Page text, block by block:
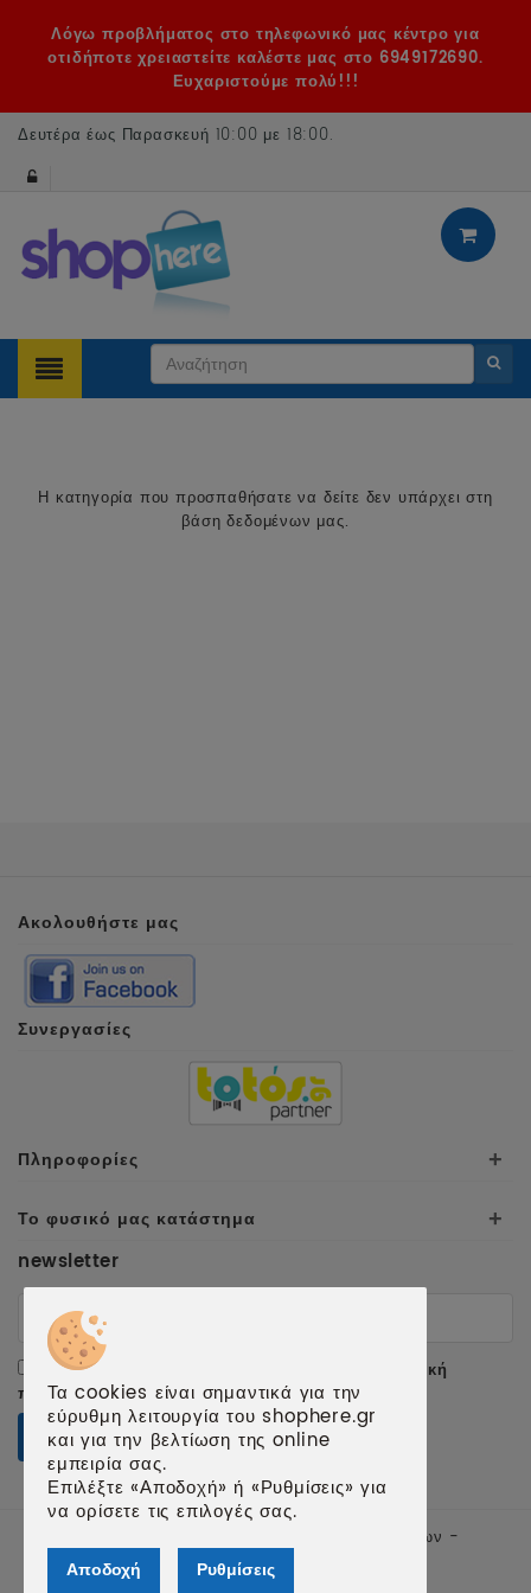
Λόγω προβλήματος στο τηλεφωνικό μας κέντρο για
οτιδήποτε χρειαστείτε καλέστε μας στο 6949172690.
Ευχαριστούμε πολύ!!!
Δευτέρα έως Παρασκευή 10:00 με 18:00.
Η κατηγορία που προσπαθήσατε να δείτε δεν υπάρχει στη
βάση δεδομένων μας.
Ακολουθήστε μας
Συνεργασίες
Πληροφορίες +
Το φυσικό μας κατάστημα +
newsletter
Αποδέχομαι τους
πολιτική
προσωπικών δεδομένων.
ΕΓΓΡΑΦΗ
© 2026 shophere.gr | Κατασκευή ιστοσελίδων -
qualityweb.gr
Τα cookies είναι σημαντικά για την
εύρυθμη λειτουργία του shophere.gr
και για την βελτίωση της online
εμπειρία σας.
Επιλέξτε «Αποδοχή» ή «Ρυθμίσεις» για
να ορίσετε τις επιλογές σας.
Αποδοχή Ρυθμίσεις